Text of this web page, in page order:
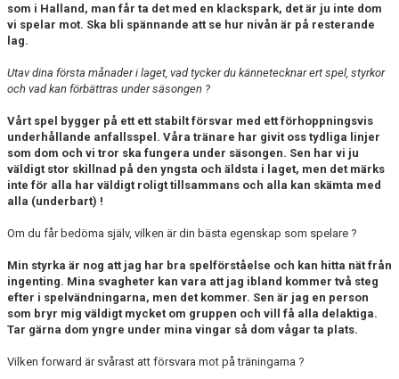
som i Halland, man får ta det med en klackspark, det är ju inte dom
vi spelar mot. Ska bli spännande att se hur nivån är på resterande
lag.
Utav dina första månader i laget, vad tycker du kännetecknar ert spel, styrkor
och vad kan förbättras under säsongen ?
Vårt spel bygger på ett ett stabilt försvar med ett förhoppningsvis
underhållande anfallsspel. Våra tränare har givit oss tydliga linjer
som dom och vi tror ska fungera under säsongen. Sen har vi ju
väldigt stor skillnad på den yngsta och äldsta i laget, men det märks
inte för alla har väldigt roligt tillsammans och alla kan skämta med
alla (underbart) !
Om du får bedöma själv, vilken är din bästa egenskap som spelare ?
Min styrka är nog att jag har bra spelförståelse och kan hitta nät från
ingenting. Mina svagheter kan vara att jag ibland kommer två steg
efter i spelvändningarna, men det kommer. Sen är jag en person
som bryr mig väldigt mycket om gruppen och vill få alla delaktiga.
Tar gärna dom yngre under mina vingar så dom vågar ta plats.
Vilken forward är svårast att försvara mot på träningarna ?